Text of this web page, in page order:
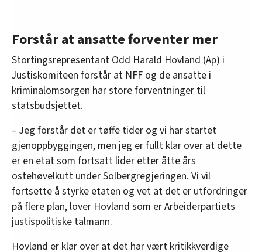
Forstår at ansatte forventer mer
Stortingsrepresentant Odd Harald Hovland (Ap) i
Justiskomiteen forstår at NFF og de ansatte i
kriminalomsorgen har store forventninger til
statsbudsjettet.
– Jeg forstår det er tøffe tider og vi har startet
gjenoppbyggingen, men jeg er fullt klar over at dette
er en etat som fortsatt lider etter åtte års
ostehøvelkutt under Solbergregjeringen. Vi vil
fortsette å styrke etaten og vet at det er utfordringer
på flere plan, lover Hovland som er Arbeiderpartiets
justispolitiske talmann.
Hovland er klar over at det har vært kritikkverdige